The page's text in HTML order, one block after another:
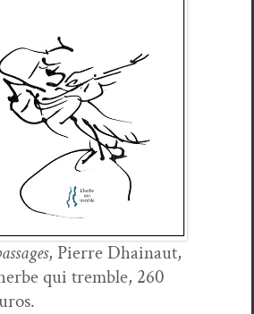
, Pierre Dhain­aut,
qui trem­ble, 260